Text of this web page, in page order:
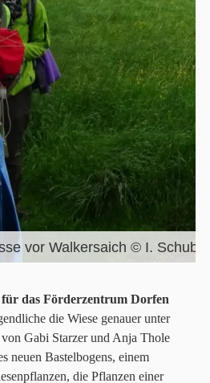
vor Walkersaich © I.
das Förderzentrum Dorfen
die Wiese genauer unter
Gabi Starzer und Anja Thole
neuen Bastelbogens, einem
die Pflanzen einer